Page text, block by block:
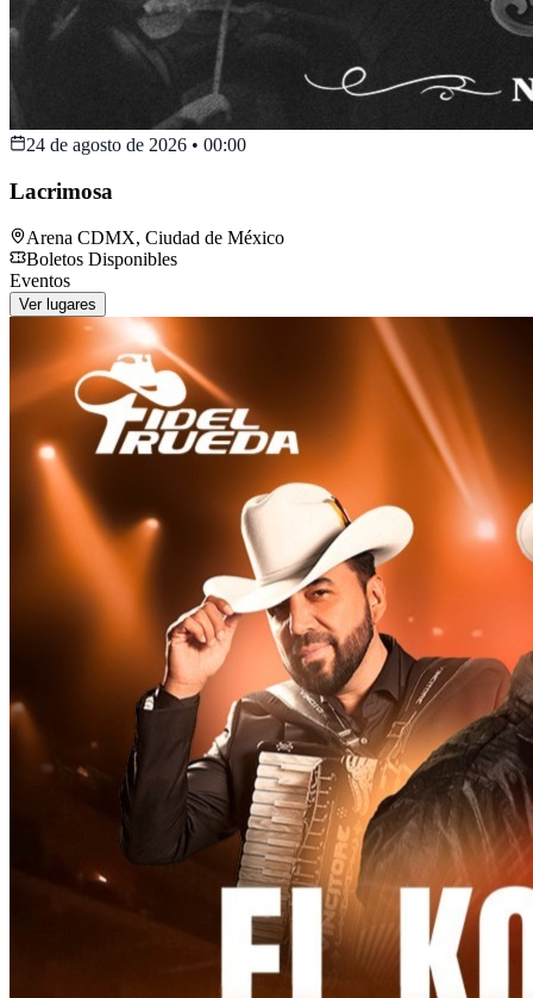
24 de agosto de 2026 • 00:00
Lacrimosa
Arena CDMX, Ciudad de México
Boletos Disponibles
Eventos
Ver lugares